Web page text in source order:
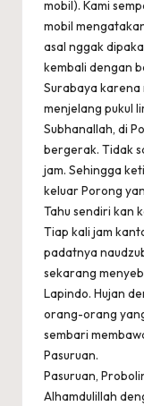
mobil). Kami
mobil
asal nggak
kembali dengan
Surabaya karena
menjelang pukul
Subhanallah, di
bergerak. Tidak
jam. Sehingga
keluar Porong
Tahu sendiri kan
Tiap kali jam
padatnya
sekarang
Lapindo. Hujan
orang-orang
sembari
Pasuruan.
Pasuruan,
Alhamdulillah